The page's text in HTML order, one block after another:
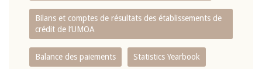
Bilans et comptes de résultats des établissements de
crédit de l‘UMOA
Balance des paiements Statistics Yearbook